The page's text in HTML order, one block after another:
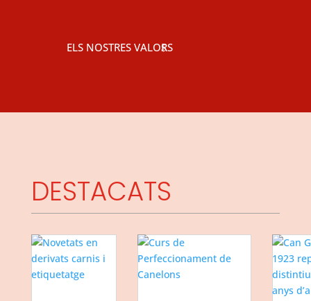
ELS NOSTRES VALORS
DESTACATS